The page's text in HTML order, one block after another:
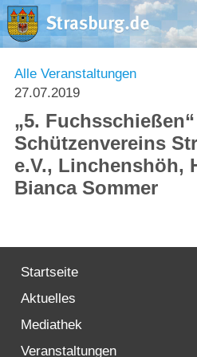
Mängelmeldung
Rathaus
Natur – Kultur – Tourismus
Willkommen in Strasburg
Alle Veranstaltungen
27.07.2019
„5.
Schützenvereins
e.V., Linchenshöh,
Bianca Sommer
Startseite
Aktuelles
Mediathek
Veranstaltungen